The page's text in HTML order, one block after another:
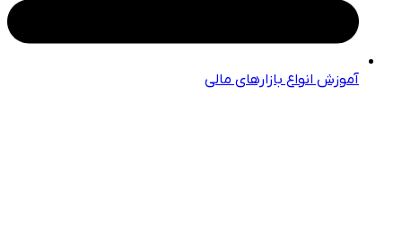
آموزش انواع بازارهای مالی